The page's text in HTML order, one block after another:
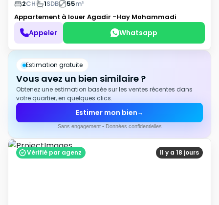
2CH 1SDB 55m²
Appartement à louer Agadir -Hay Mohammadi
Appeler Whatsapp
Estimation gratuite
Vous avez un bien similaire ?
Obtenez une estimation basée sur les ventes récentes dans
votre quartier, en quelques clics.
Estimer mon bien →
Sans engagement • Données confidentielles
Il y a 18 jours
Vérifié par agenz